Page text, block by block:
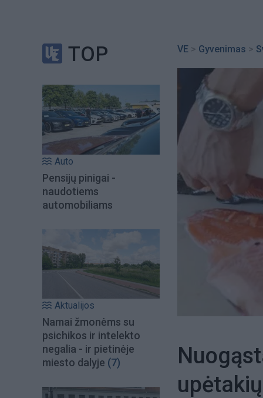
TOP
Auto
Pensijų pinigai -
naudotiems
automobiliams
Aktualijos
Namai žmonėms su
psichikos ir intelekto
negalia - ir pietinėje
miesto dalyje (7)
VE > Gyvenimas >